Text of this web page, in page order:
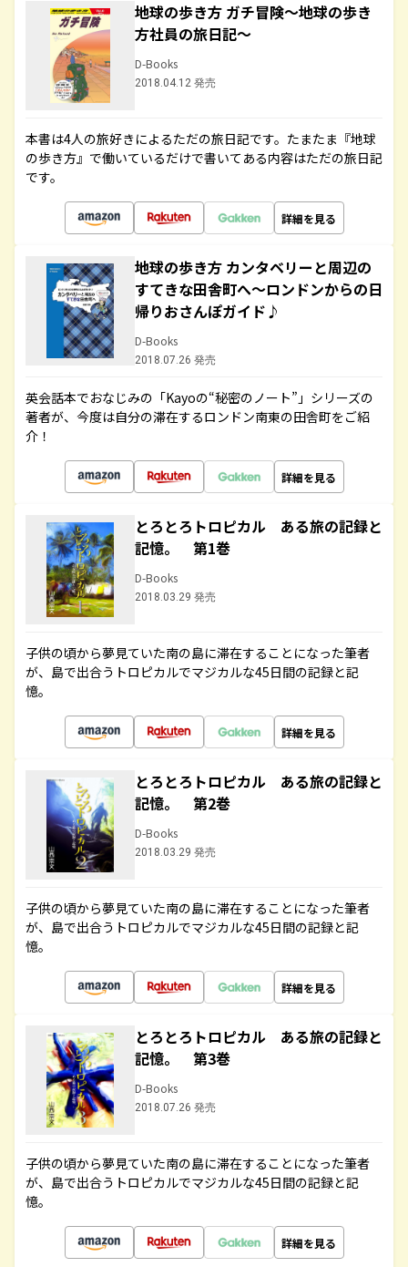
地球の歩き方 ガチ冒険～地球の歩き
方社員の旅日記～
D-Books
2018.04.12 発売
本書は4人の旅好きによるただの旅日記です。たまたま『地球
の歩き方』で働いているだけで書いてある内容はただの旅日記
です。
詳細を見る
地球の歩き方 カンタベリーと周辺の
すてきな田舎町へ～ロンドンからの日
帰りおさんぽガイド♪
D-Books
2018.07.26 発売
英会話本でおなじみの「Kayoの“秘密のノート”」シリーズの
著者が、今度は自分の滞在するロンドン南東の田舎町をご紹
介！
詳細を見る
とろとろトロピカル ある旅の記録と
記憶。 第1巻
D-Books
2018.03.29 発売
子供の頃から夢見ていた南の島に滞在することになった筆者
が、島で出合うトロピカルでマジカルな45日間の記録と記
憶。
詳細を見る
とろとろトロピカル ある旅の記録と
記憶。 第2巻
D-Books
2018.03.29 発売
子供の頃から夢見ていた南の島に滞在することになった筆者
が、島で出合うトロピカルでマジカルな45日間の記録と記
憶。
詳細を見る
とろとろトロピカル ある旅の記録と
記憶。 第3巻
D-Books
2018.07.26 発売
子供の頃から夢見ていた南の島に滞在することになった筆者
が、島で出合うトロピカルでマジカルな45日間の記録と記
憶。
詳細を見る